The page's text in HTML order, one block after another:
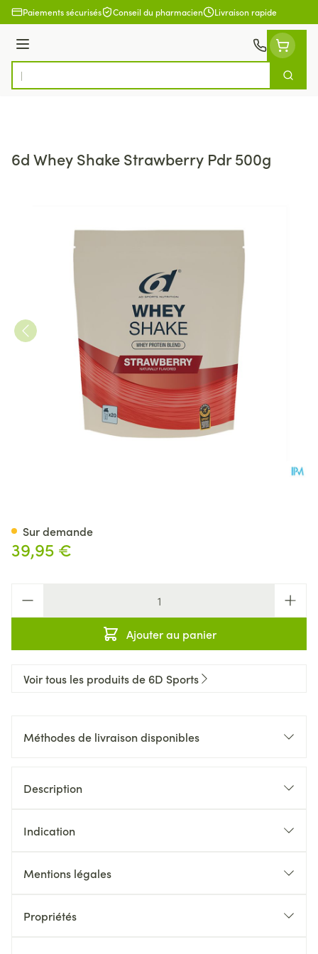
Aller au contenu
Paiements sécurisés Conseil du pharmacien Livraison rapide
Menu
Rechercher
6d Whey Shake Strawberry Pdr 500g
39,95 €
Ajouter au panier
Sur demande
Voir tous les produits de 6D Sports
Méthodes de livraison disponibles
Description
Indication
Mentions légales
Propriétés